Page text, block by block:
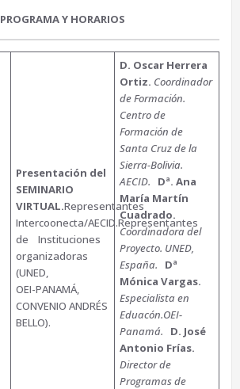
PROGRAMA Y HORARIOS
Presentación del
SEMINARIO
VIRTUAL.Representantes
Intercoonecta/AECID.Representantes
de Instituciones
organizadoras
(UNED,
OEI-PANAMÁ,
CONVENIO ANDRÉS
BELLO).
D. Oscar Herrera
Ortiz. Coordinador
de Formación.
Centro de
Formación de
Santa Cruz de la
Sierra-Bolivia.
AECID.
Dª. Ana
María Martín
Cuadrado.
Coordinadora del
Proyecto. UNED,
España.
Dª
Mónica Vargas.
Especialista en
Eduacón.OEI-
Panamá.
D. José
Antonio Frías.
Director de
Programas de